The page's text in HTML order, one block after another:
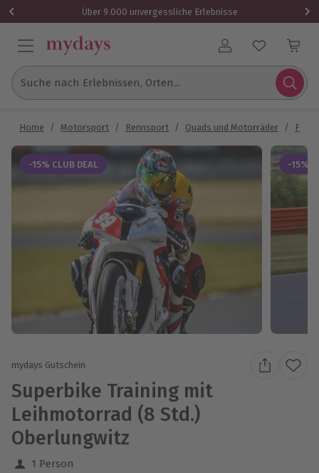
Über 9.000 unvergessliche Erlebnisse
Benutzerkonto
Suche nach Erlebnissen, Orten...
Home / Motorsport / Rennsport / Quads und Motorräder /
-15% CLUB DEAL -15%
mydays Gutschein
Superbike Training mit
Leihmotorrad (8 Std.)
Oberlungwitz
1 Person